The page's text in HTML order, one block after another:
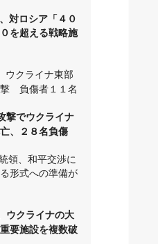
対ロシア「４０
を超える戦略施
ウクライナ東部
撃 負傷者１１名
撃でウクライナ
、２８名負傷
領、和平交渉に
形式への準備が
ウクライナの大
要施設を複数破